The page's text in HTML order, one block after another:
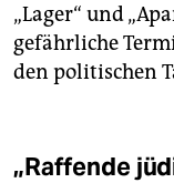
„Lager“ und
gefährliche
den politischen
„Raffende